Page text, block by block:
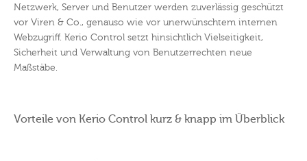
Netzwerk, Server und Benutzer werden zuverlässig geschützt
vor Viren & Co., genauso wie vor unerwünschtem internen
Webzugriff. Kerio Control setzt hinsichtlich Vielseitigkeit,
Sicherheit und Verwaltung von Benutzerrechten neue
Maßstäbe.
Vorteile von Kerio Control kurz & knapp im Überblick